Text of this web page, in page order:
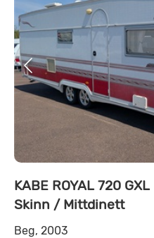
KABE ROYAL 720
Skinn / Mittdinett
Beg, 2003